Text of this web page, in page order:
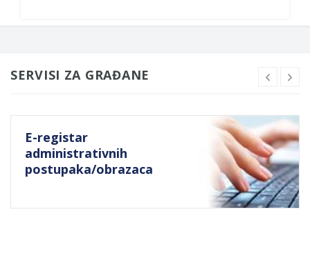
SERVISI ZA GRAĐANE
E-registar
administrativnih
postupaka/obrazaca